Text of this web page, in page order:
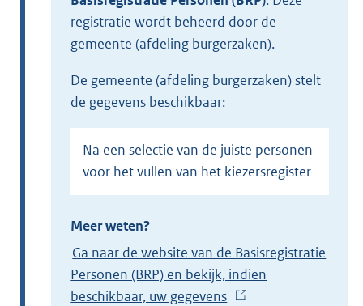
registratie wordt beheerd door de
gemeente (afdeling burgerzaken).
de gemeente (afdeling burgerzaken) stelt
de gegevens beschikbaar:
Na een selectie van de juiste personen
voor het vullen van het kiezersregister
Meer weten?
Ga naar de website van de Basisregistratie
Personen (BRP) en bekijk, indien
beschikbaar, uw gegevens